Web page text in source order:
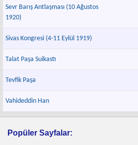
Sevr Barış Antlaşması (10 Ağustos
1920)
Sivas Kongresi (4-11 Eylül 1919)
Talat Paşa Suikastı
Tevfik Paşa
Vahideddin Han
Popüler Sayfalar: